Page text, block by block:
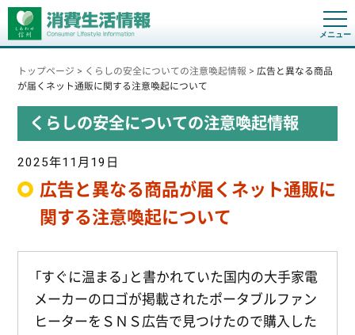
t
o
g
a
トップページ > くらしの安全についての注意喚起情報 >広告と異なる商品
が届くネット通販に関する注意喚起について
くらしの安全についての注意喚起情報
2025年11月19日
広告と異なる商品が届くネット通販に
関する注意喚起について
「すぐに温まる」と書かれていた国内の大手家電
メーカーのロゴが掲載されたポータブルファン
ヒーターをＳＮＳ広告で見つけたので購入した